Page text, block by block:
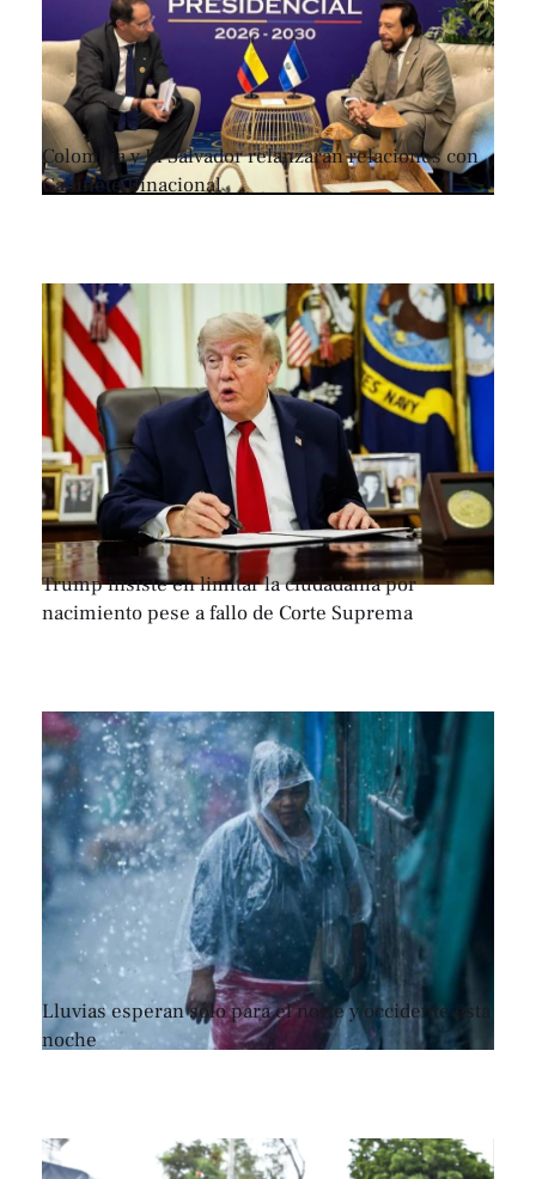
Colombia y El Salvador relanzarán relaciones con
Gabinete Binacional
Trump insiste en limitar la ciudadanía por
nacimiento pese a fallo de Corte Suprema
Lluvias esperan sólo para el norte y occidente esta
noche